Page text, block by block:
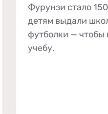
Фурунзи стало
детям выдали
футболки — чтобы
учебу.